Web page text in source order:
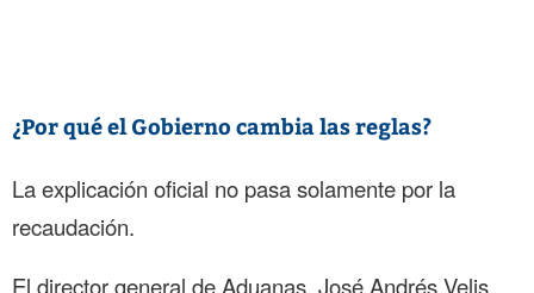
¿Por qué el Gobierno cambia las reglas?
La explicación oficial no pasa solamente por la
recaudación.
El director general de Aduanas, José Andrés Velis,